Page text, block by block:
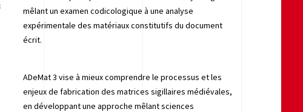
mêlant un examen codicologique à une analyse
expérimentale des matériaux constitutifs du document
écrit.
ADeMat 3 vise à mieux comprendre le processus et les
enjeux de fabrication des matrices sigillaires médiévales,
en développant une approche mêlant sciences